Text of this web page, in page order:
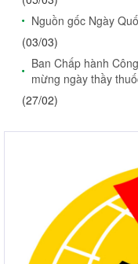
Nguồn gốc Ngày
(03/03)
Ban Chấp hành
mừng ngày thầy
(27/02)